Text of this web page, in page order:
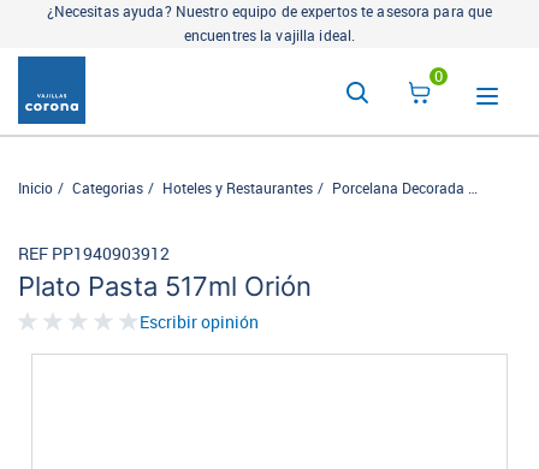
¿Necesitas ayuda? Nuestro equipo de expertos te asesora para que
encuentres la vajilla ideal.
0
Inicio Categorias Hoteles y Restaurantes Porcelana Decorada
Plato Pasta 517ml Orión
REF PP1940903912
Escribir opinión